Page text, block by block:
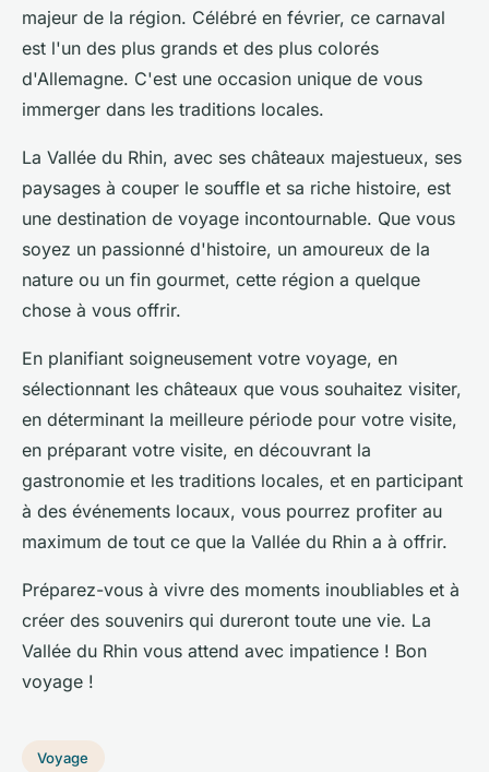
majeur de la région. Célébré en février, ce carnaval
est l'un des plus grands et des plus colorés
d'Allemagne. C'est une occasion unique de vous
immerger dans les traditions locales.
La Vallée du Rhin, avec ses châteaux majestueux, ses
paysages à couper le souffle et sa riche histoire, est
une destination de voyage incontournable. Que vous
soyez un passionné d'histoire, un amoureux de la
nature ou un fin gourmet, cette région a quelque
chose à vous offrir.
En planifiant soigneusement votre voyage, en
sélectionnant les châteaux que vous souhaitez visiter,
en déterminant la meilleure période pour votre visite,
en préparant votre visite, en découvrant la
gastronomie et les traditions locales, et en participant
à des événements locaux, vous pourrez profiter au
maximum de tout ce que la Vallée du Rhin a à offrir.
Préparez-vous à vivre des moments inoubliables et à
créer des souvenirs qui dureront toute une vie. La
Vallée du Rhin vous attend avec impatience ! Bon
voyage !
Voyage